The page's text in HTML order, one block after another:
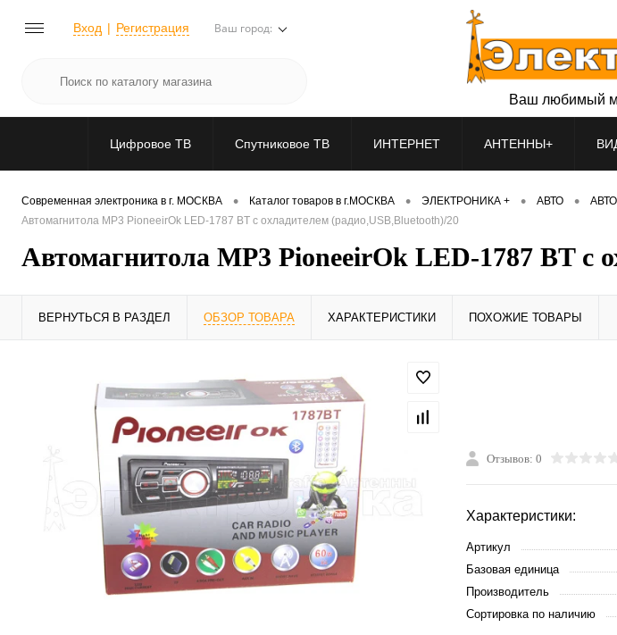
Вход Регистрация Ваш город:
Ваш любимый
Цифровое ТВ Спутниковое ТВ ИНТЕРНЕТ АНТЕННЫ+
Современная электроника в г. МОСКВА • Каталог товаров в г.МОСКВА • ЭЛЕКТРОНИКА + • АВТО •
Автомагнитола MP3 PioneeirOk LED-1787 BT с охладителем (радио,USB,Bluetooth)/20
Автомагнитола MP3 PioneeirOk LED-1787 BT с
ВЕРНУТЬСЯ В РАЗДЕЛ ОБЗОР ТОВАРА ХАРАКТЕРИСТИКИ ПОХОЖИЕ ТОВАРЫ
Отзывов: 0
Характеристики:
Артикул
Базовая единица
Производитель
Сортировка по наличию